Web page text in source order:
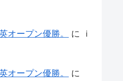
オープン優勝。 に
ｉ
オープン優勝。
に